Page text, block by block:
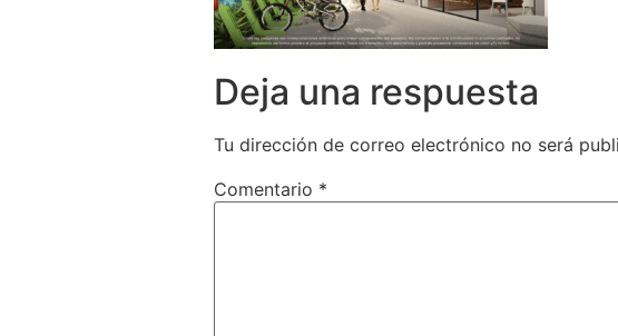
Deja una respuesta
Tu dirección de correo electrónico no será
Comentario *